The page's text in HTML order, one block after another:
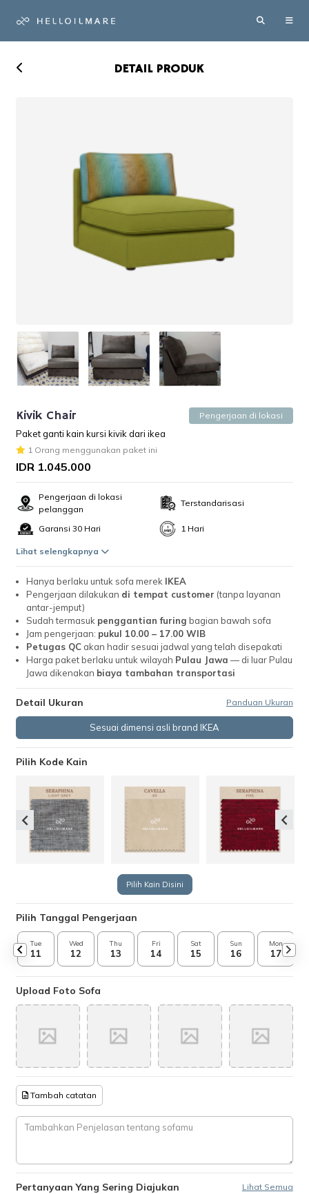
DETAIL PRODUK
Kivik Chair Pengerjaan di lokasi
Paket ganti kain kursi kivik dari ikea
1 Orang menggunakan paket ini
IDR 1.045.000
Pengerjaan di lokasi
pelanggan
Terstandarisasi
Garansi 30 Hari 1 Hari
Lihat selengkapnya
Hanya berlaku untuk sofa merek IKEA
Pengerjaan dilakukan di tempat customer (tanpa layanan
antar-jemput)
Sudah termasuk penggantian furing bagian bawah sofa
Jam pengerjaan: pukul 10.00 – 17.00 WIB
Petugas QC akan hadir sesuai jadwal yang telah disepakati
Harga paket berlaku untuk wilayah Pulau Jawa — di luar Pulau
Jawa dikenakan biaya tambahan transportasi
Detail Ukuran Panduan Ukuran
Sesuai dimensi asli brand IKEA
Pilih Kode Kain
Pilih Kain Disini
Pilih Tanggal Pengerjaan
Tue
11
Wed
12
Thu
13
Fri
14
Sat
15
Sun
16
Mon
17
Upload Foto Sofa
Tambah catatan
Pertanyaan Yang Sering Diajukan Lihat Semua